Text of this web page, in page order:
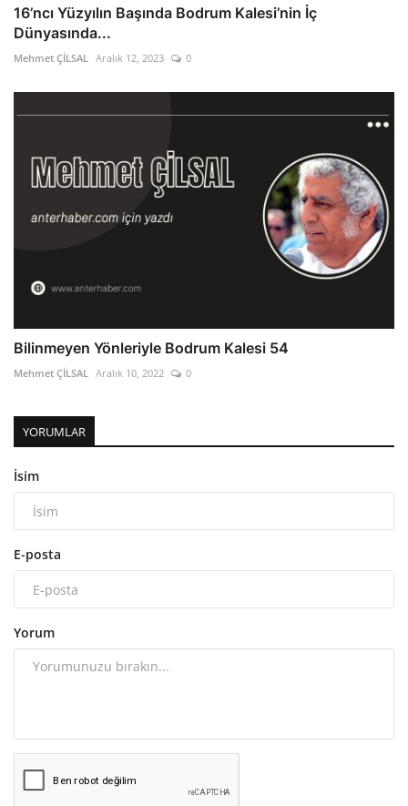
16’ncı Yüzyılın Başında Bodrum Kalesi’nin İç
Dünyasında...
Mehmet ÇİLSAL Aralık 12, 2023 0
Bilinmeyen Yönleriyle Bodrum Kalesi 54
Mehmet ÇİLSAL Aralık 10, 2022 0
YORUMLAR
İsim
E-posta
Yorum